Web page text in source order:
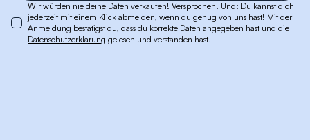
Wir würden nie deine Daten verkaufen! Versprochen. Und: Du kannst dich
jederzeit mit einem Klick abmelden, wenn du genug von uns hast! Mit der
Anmeldung bestätigst du, dass du korrekte Daten angegeben hast und die
Datenschutzerklärung gelesen und verstanden hast.